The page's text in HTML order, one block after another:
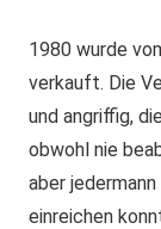
1980 wurde
verkauft. Die
und angriffig,
obwohl nie
aber
einreichen